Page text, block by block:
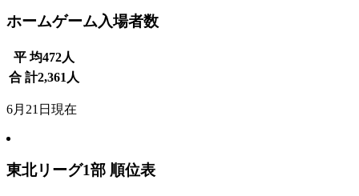
ホームゲーム入場者数
平 均472人
合 計2,361 人
6月21日現在
東北リーグ1部 順位表